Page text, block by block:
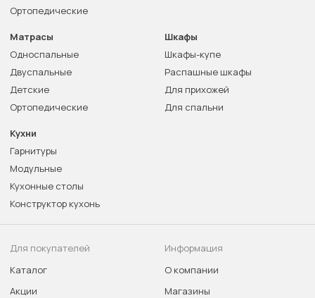
Ортопедические
Матрасы
Односпальные
Двуспальные
Детские
Ортопедические
Шкафы
Шкафы-купе
Распашные шкафы
Для прихожей
Для спальни
Кухни
Гарнитуры
Модульные
Кухонные столы
Конструктор кухонь
Для покупателей
Каталог
Акции
Информация
О компании
Магазины